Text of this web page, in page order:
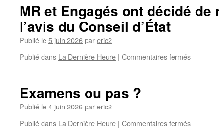
MR et Engagés ont décidé de
l’avis du Conseil d’État
Publié le5 juin 2026pareric2
Publié dans La Dernière Heure | Commentaires fermés
Examens ou pas ?
Publié le4 juin 2026pareric2
Publié dans La Dernière Heure | Commentaires fermés